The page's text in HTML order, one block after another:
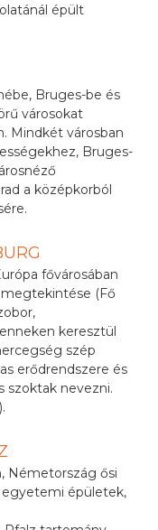
épült
Bruges-be és
városokat
Mindkét városban
Bruges-
a középkorból
fővárosában
(Fő
keresztül
szép
erődrendszere és
szoktak nevezni.
Németország ősi
egyetemi épületek,